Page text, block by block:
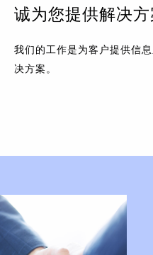
诚为您提供解决
我们的工作是为客户提供信
决方案。